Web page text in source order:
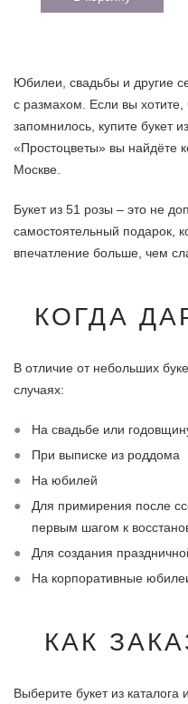
Юбилеи, свадьбы и другие
с размахом. Если вы
запомнилось, купите букет
«Простоцветы» вы найдёте
Москве.
Букет из 51 розы – это не
самостоятельный подарок,
впечатление больше, чем
КОГДА
В отличие от небольших
случаях:
На свадьбе или
При выписке из роддома
На юбилей
Для примирения после
первым шагом к
Для создания
На корпоративные
КАК
Выберите букет из каталога